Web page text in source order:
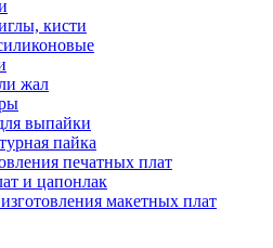
кисти
жал
выпайки
пайка
печатных плат
и цапонлак
макетных плат